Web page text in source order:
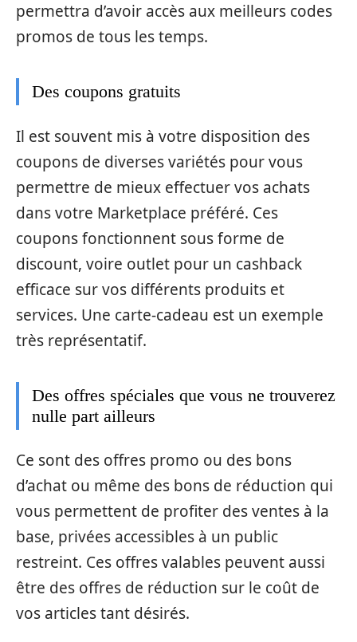
permettra d’avoir accès aux meilleurs codes
promos de tous les temps.
Des coupons gratuits
Il est souvent mis à votre disposition des
coupons de diverses variétés pour vous
permettre de mieux effectuer vos achats
dans votre Marketplace préféré. Ces
coupons fonctionnent sous forme de
discount, voire outlet pour un cashback
efficace sur vos différents produits et
services. Une carte-cadeau est un exemple
très représentatif.
Des offres spéciales que vous ne trouverez
nulle part ailleurs
Ce sont des offres promo ou des bons
d’achat ou même des bons de réduction qui
vous permettent de profiter des ventes à la
base, privées accessibles à un public
restreint. Ces offres valables peuvent aussi
être des offres de réduction sur le coût de
vos articles tant désirés.